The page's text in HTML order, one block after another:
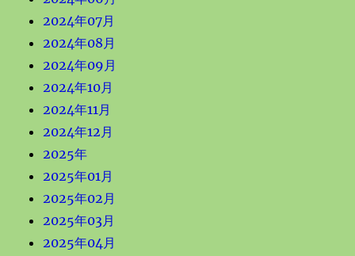
2024年07月
2024年08月
2024年09月
2024年10月
2024年11月
2024年12月
2025年
2025年01月
2025年02月
2025年03月
2025年04月